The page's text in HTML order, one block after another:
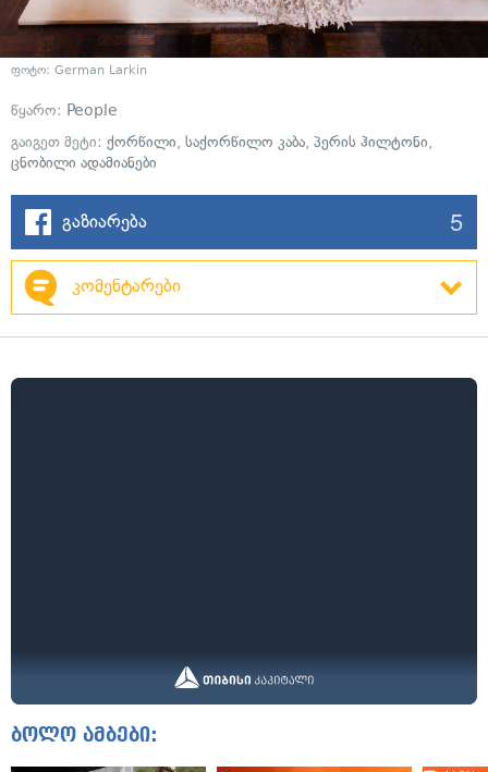
ფოტო: German Larkin
წყარო: People
გაიგეთ მეტი: ქორწილი, საქორწილო კაბა, პერის ჰილტონი,
ცნობილი ადამიანები
გაზიარება 5
კომენტარები
ბოლო ამბები: